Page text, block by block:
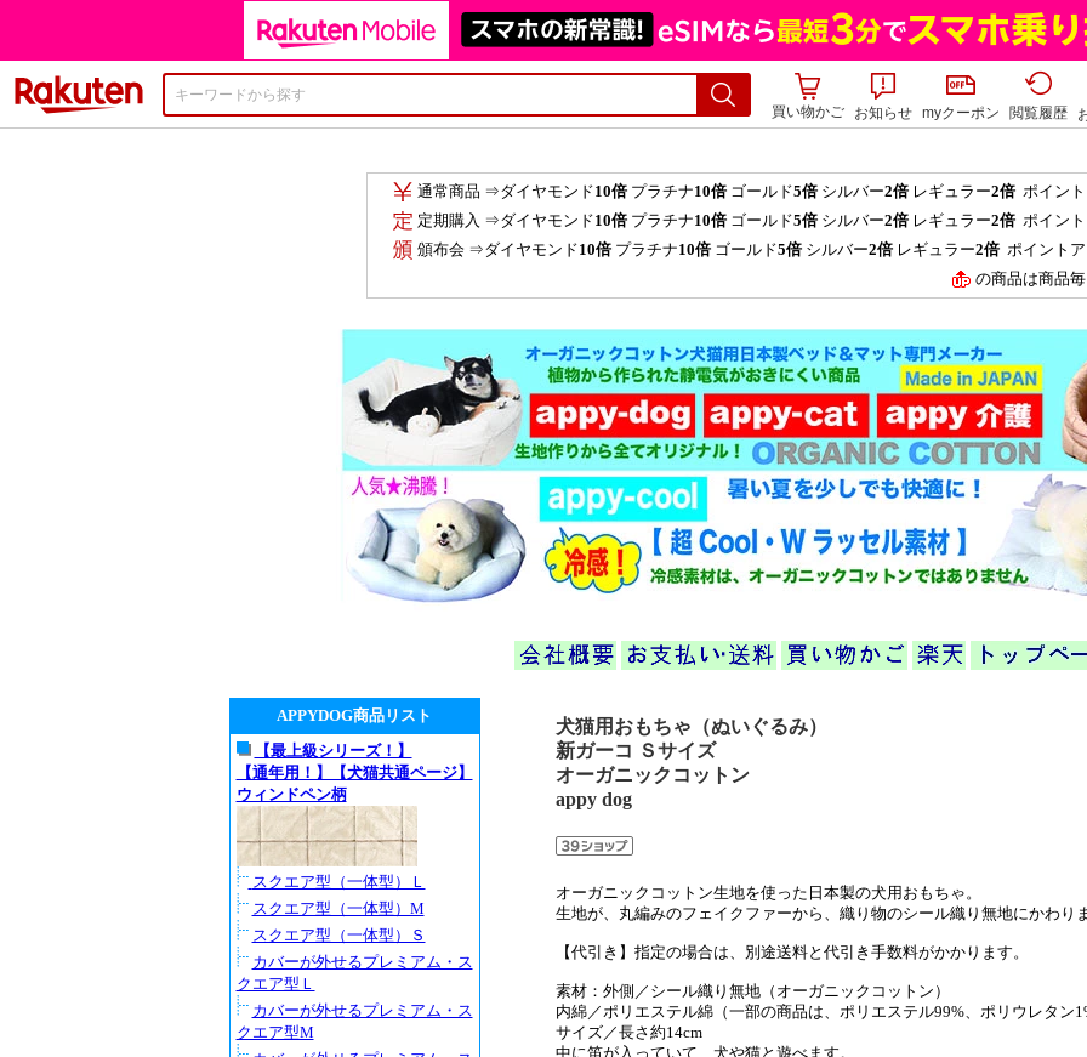
買い物かご
お知らせ myクーポン 閲覧履歴
通常商品 ⇒ダイヤモンド10倍プラチナ10倍ゴールド5倍シルバー2倍レギュラー2倍ポイント
定期購入 ⇒ダイヤモンド10倍プラチナ10倍ゴールド5倍シルバー2倍レギュラー2倍ポイント
頒布会 ⇒ダイヤモンド10倍プラチナ10倍ゴールド5倍シルバー2倍レギュラー2倍ポイントア
の商品は商品
APPYDOG商品リスト
【最上級シリーズ！】
【通年用！】【犬猫共通ページ】
ウィンドペン柄
スクエア型（一体型）Ｌ
スクエア型（一体型）M
スクエア型（一体型）Ｓ
カバーが外せるプレミアム・ス
クエア型Ｌ
カバーが外せるプレミアム・ス
クエア型M
犬猫用おもちゃ（ぬいぐるみ）
新ガーコ Ｓサイズ
オーガニックコットン
appy dog
オーガニックコットン生地を使った日本製の犬用おもちゃ。
生地が、丸編みのフェイクファーから、織り物のシール織り無地にかわり
【代引き】指定の場合は、別途送料と代引き手数料がかかります。
素材：外側／シール織り無地（オーガニックコットン）
内綿／ポリエステル綿（一部の商品は、ポリエステル99%、ポリウレタン
サイズ／長さ約14cm
中に笛が入っていて、犬や猫と遊べます。